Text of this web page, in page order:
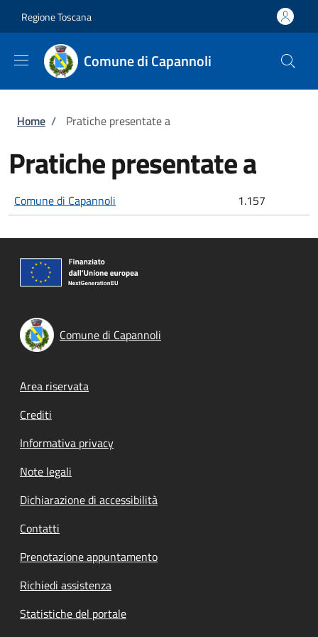
Regione Toscana
Comune di Capannoli
Briciole di pane
Home / Pratiche presentate a
Pratiche presentate a
Comune di Capannoli 1.157
Comune di Capannoli
Footer menu
Area riservata
Crediti
Informativa privacy
Note legali
Dichiarazione di accessibilità
Contatti
Prenotazione appuntamento
Richiedi assistenza
Statistiche del portale